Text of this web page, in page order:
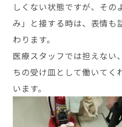
しくない状態ですが、その
み」と接する時は、表情も
わります。
医療スタッフでは担えない
ちの受け皿として働いてく
います。